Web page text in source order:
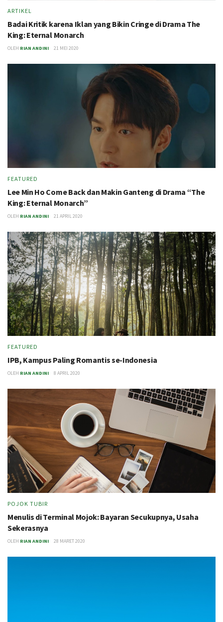
ARTIKEL
Badai Kritik karena Iklan yang Bikin Cringe di Drama The
King: Eternal Monarch
OLEH RIAN ANDINI 21 MEI 2020
FEATURED
Lee Min Ho Come Back dan Makin Ganteng di Drama “The
King: Eternal Monarch”
OLEH RIAN ANDINI 21 APRIL 2020
FEATURED
IPB, Kampus Paling Romantis se-Indonesia
OLEH RIAN ANDINI 8 APRIL 2020
POJOK TUBIR
Menulis di Terminal Mojok: Bayaran Secukupnya, Usaha
Sekerasnya
OLEH RIAN ANDINI 28 MARET 2020